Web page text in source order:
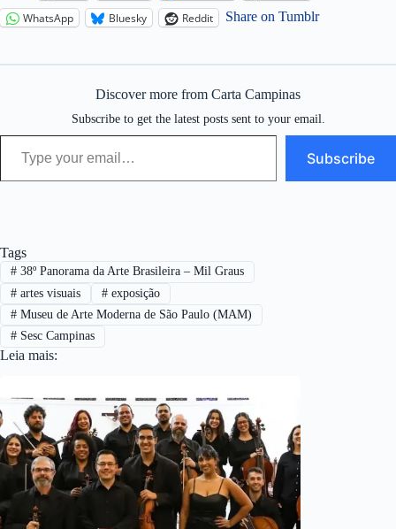
WhatsApp
Bluesky Reddit Share on Tumblr
Discover more from Carta Campinas
Subscribe to get the latest posts sent to your email.
Type your email…
Subscribe
Tags
#38º Panorama da Arte Brasileira – Mil Graus
#artes visuais #exposição
#Museu de Arte Moderna de São Paulo (MAM)
#Sesc Campinas
Leia mais: